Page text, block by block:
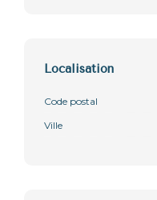
Localisation
Code postal
Ville